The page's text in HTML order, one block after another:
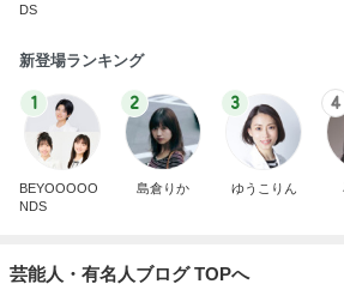
DS
新登場ランキング
1
BEYOOOOO
NDS
2
島倉りか
3
ゆうこりん
4
芸能人・有名人ブログ TOPへ